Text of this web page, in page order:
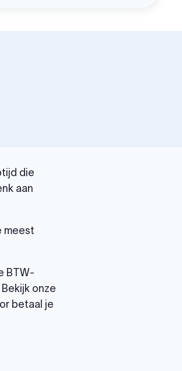
die
aan
meest
BTW-
onze
betaal je